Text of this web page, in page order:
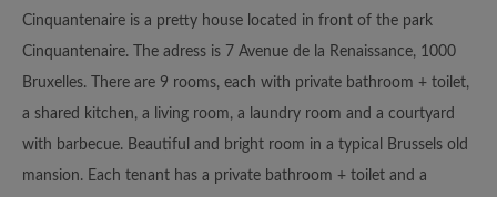
Cinquantenaire is a pretty house located in front of the park
Cinquantenaire. The adress is 7 Avenue de la Renaissance, 1000
Bruxelles. There are 9 rooms, each with private bathroom + toilet,
a shared kitchen, a living room, a laundry room and a courtyard
with barbecue. Beautiful and bright room in a typical Brussels old
mansion. Each tenant has a private bathroom + toilet and a